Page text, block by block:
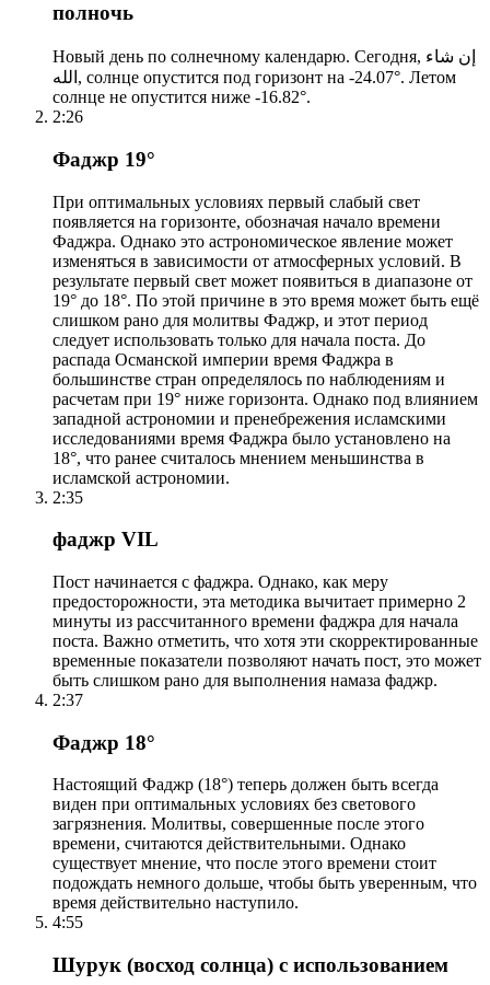
полночь
Новый день по солнечному календарю. Сегодня, إن شاء
الله, солнце опустится под горизонт на -24.07°. Летом
солнце не опустится ниже -16.82°.
2:26
Фаджр 19°
При оптимальных условиях первый слабый свет
появляется на горизонте, обозначая начало времени
Фаджра. Однако это астрономическое явление может
изменяться в зависимости от атмосферных условий. В
результате первый свет может появиться в диапазоне от
19° до 18°. По этой причине в это время может быть ещё
слишком рано для молитвы Фаджр, и этот период
следует использовать только для начала поста. До
распада Османской империи время Фаджра в
большинстве стран определялось по наблюдениям и
расчетам при 19° ниже горизонта. Однако под влиянием
западной астрономии и пренебрежения исламскими
исследованиями время Фаджра было установлено на
18°, что ранее считалось мнением меньшинства в
исламской астрономии.
2:35
фаджр VIL
Пост начинается с фаджра. Однако, как меру
предосторожности, эта методика вычитает примерно 2
минуты из рассчитанного времени фаджра для начала
поста. Важно отметить, что хотя эти скорректированные
временные показатели позволяют начать пост, это может
быть слишком рано для выполнения намаза фаджр.
2:37
Фаджр 18°
Настоящий Фаджр (18°) теперь должен быть всегда
виден при оптимальных условиях без светового
загрязнения. Молитвы, совершенные после этого
времени, считаются действительными. Однако
существует мнение, что после этого времени стоит
подождать немного дольше, чтобы быть уверенным, что
время действительно наступило.
4:55
Шурук (восход солнца) с использованием